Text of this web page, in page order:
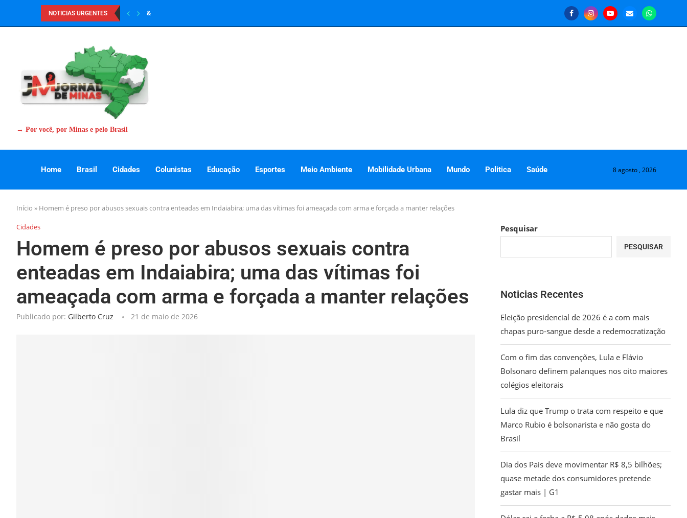
NOTICIAS URGENTES &
→ Por você, por Minas e pelo Brasil
Home Brasil Cidades Colunistas Educação Esportes Meio Ambiente Mobilidade Urbana Mundo Politica Saúde 8 agosto , 2026
Início » Homem é preso por abusos sexuais contra enteadas em Indaiabira; uma das vítimas foi ameaçada com arma e forçada a manter relações
Cidades
Homem é preso por abusos sexuais contra
enteadas em Indaiabira; uma das vítimas foi
ameaçada com arma e forçada a manter relações
Publicado por: Gilberto Cruz 21 de maio de 2026
Pesquisar
PESQUISAR
Noticias Recentes
Eleição presidencial de 2026 é a com mais
chapas puro-sangue desde a redemocratização
Com o fim das convenções, Lula e Flávio
Bolsonaro definem palanques nos oito maiores
colégios eleitorais
Lula diz que Trump o trata com respeito e que
Marco Rubio é bolsonarista e não gosta do
Brasil
Dia dos Pais deve movimentar R$ 8,5 bilhões;
quase metade dos consumidores pretende
gastar mais | G1